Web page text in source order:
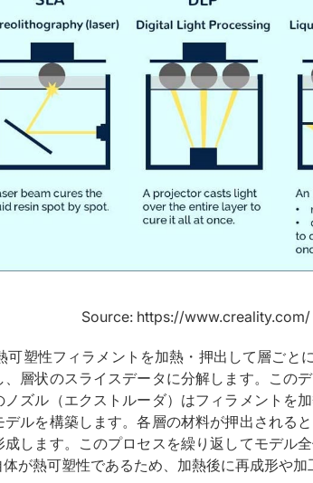
Source: https://www.creality.com/
可塑性フィラメントを加熱・押出して層ごと
層状のスライスデータに分解します。この
ズル（エクストルーダ）はフィラメントを
ルを構築します。各層の材料が押出される
します。このプロセスを繰り返してモデル
が熱可塑性であるため、加熱後に再成形や加